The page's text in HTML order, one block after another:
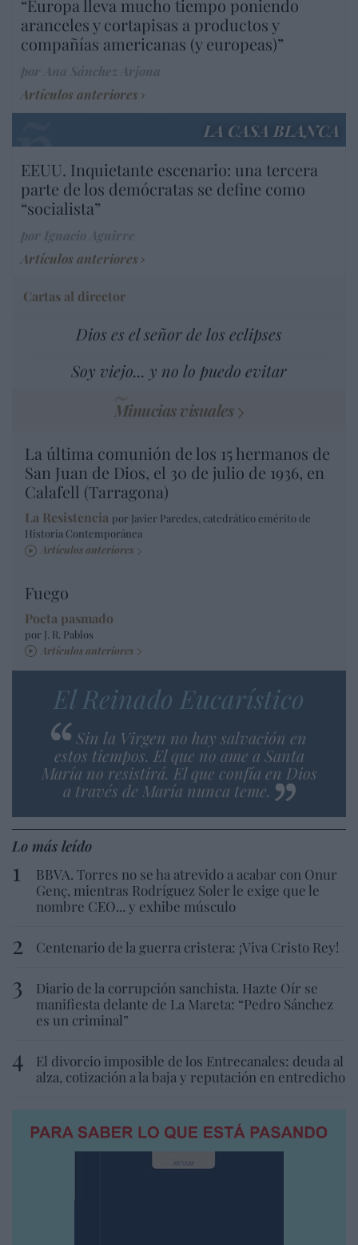
“Europa lleva mucho tiempo poniendo
aranceles y cortapisas a productos y
compañías americanas (y europeas)”
Artículos anteriores
LA CASA BLANCA
EEUU. Inquietante escenario: una tercera
parte de los demócratas se define como
“socialista”
Artículos anteriores
Cartas al director
Dios es el señor de los eclipses
Soy viejo... y no lo puedo evitar
Minucias visuales
La última comunión de los 15 hermanos de
San Juan de Dios, el 30 de julio de 1936, en
Calafell (Tarragona)
La Resistencia por Javier Paredes, catedrático emérito de
Historia Contemporánea
Artículos anteriores
Fuego
Poeta pasmado
por J. R. Pablos
Artículos anteriores
El Reinado Eucarístico
Sin la Virgen no hay salvación en
estos tiempos. El que no ame a Santa
María no resistirá. El que confía en Dios
a través de María nunca teme.
Lo más leído
BBVA. Torres no se ha atrevido a acabar con Onur
Genç, mientras Rodríguez Soler le exige que le
nombre CEO... y exhibe músculo
Centenario de la guerra cristera: ¡Viva Cristo Rey!
Diario de la corrupción sanchista. Hazte Oír se
manifiesta delante de La Mareta: “Pedro Sánchez
es un criminal”
El divorcio imposible de los Entrecanales: deuda al
alza, cotización a la baja y reputación en entredicho